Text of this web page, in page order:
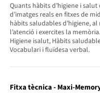
Quants hàbits d’higiene i
d’imatges reals en fitxes de
hàbits saludables d’higiene,
l’atenció i exercites la
Higiene isalut, Hàbits
Vocabulari i fluïdesa verbal.
Fitxa tècnica - Maxi-